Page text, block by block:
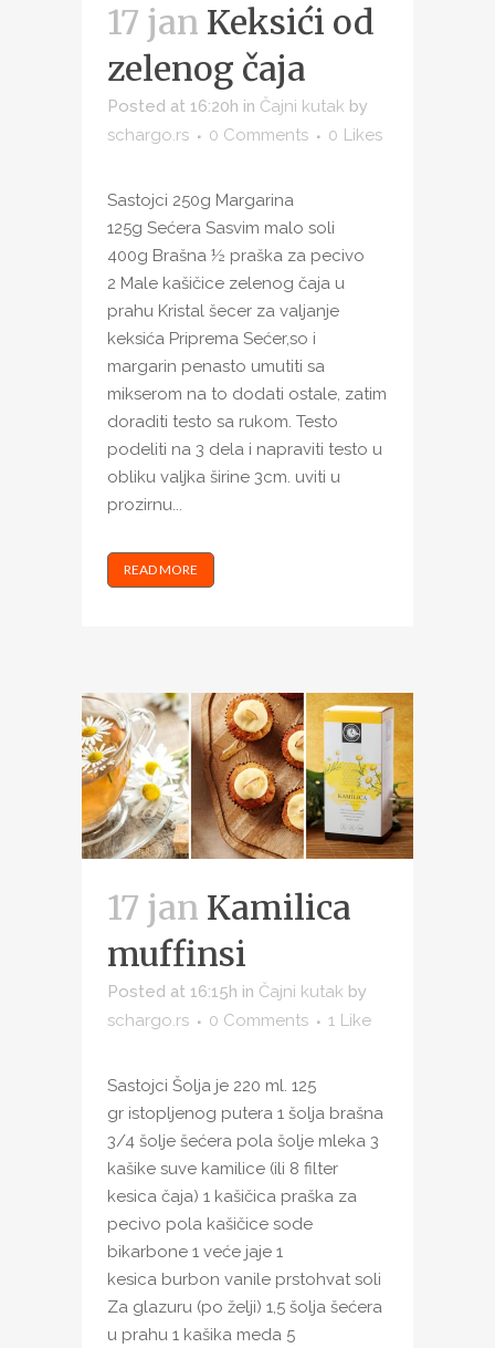
17 jan Keksići od
zelenog čaja
Posted at 16:20h in Čajni kutak by
schargo.rs
0 Comments 0 Likes
Sastojci 250g Margarina
125g Sećera Sasvim malo soli
400g Brašna ½ praška za pecivo
2 Male kašičice zelenog čaja u
prahu Kristal šecer za valjanje
keksića Priprema Sećer,so i
margarin penasto umutiti sa
mikserom na to dodati ostale, zatim
doraditi testo sa rukom. Testo
podeliti na 3 dela i napraviti testo u
obliku valjka širine 3cm. uviti u
prozirnu...
READ MORE
17 jan Kamilica
muffinsi
Posted at 16:15h in Čajni kutak by
schargo.rs
0 Comments 1 Like
Sastojci Šolja je 220 ml. 125
gr istopljenog putera 1 šolja brašna
3/4 šolje šećera pola šolje mleka 3
kašike suve kamilice (ili 8 filter
kesica čaja) 1 kašičica praška za
pecivo pola kašičice sode
bikarbone 1 veće jaje 1
kesica burbon vanile prstohvat soli
Za glazuru (po želji) 1,5 šolja šećera
u prahu 1 kašika meda 5